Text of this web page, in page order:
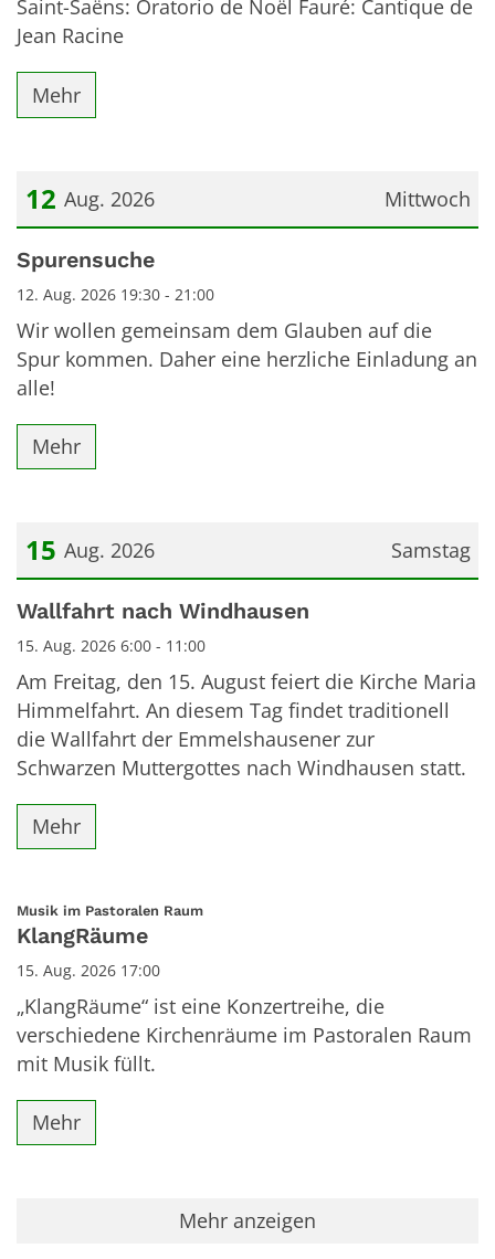
Saint-Saëns: Oratorio de Noël Fauré: Cantique de
Jean Racine
Mehr
Mittwoch
12 Aug. 2026
Datum: 12. August 2026
Spurensuche
12. Aug. 2026 19:30 - 21:00
Wir wollen gemeinsam dem Glauben auf die
Spur kommen. Daher eine herzliche Einladung an
alle!
Mehr
Samstag
15 Aug. 2026
Datum: 15. August 2026
Wallfahrt nach Windhausen
15. Aug. 2026 6:00 - 11:00
Am Freitag, den 15. August feiert die Kirche Maria
Himmelfahrt. An diesem Tag findet traditionell
die Wallfahrt der Emmelshausener zur
Schwarzen Muttergottes nach Windhausen statt.
Mehr
Musik im Pastoralen Raum:
KlangRäume
15. Aug. 2026 17:00
„KlangRäume“ ist eine Konzertreihe, die
verschiedene Kirchenräume im Pastoralen Raum
mit Musik füllt.
Mehr
Mehr anzeigen